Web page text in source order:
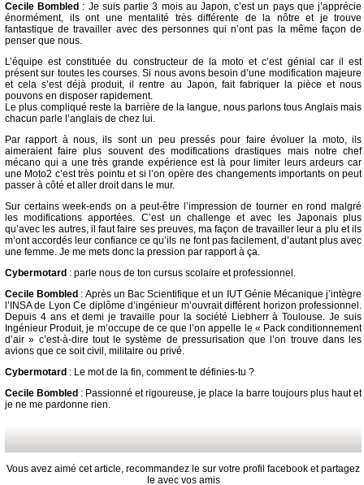
Cecile Bombled : Je suis partie 3 mois au Japon, c’est un pays que j’apprécie
énormément, ils ont une mentalité très différente de la nôtre et je trouve
fantastique de travailler avec des personnes qui n’ont pas la même façon de
penser que nous.
L’équipe est constituée du constructeur de la moto et c’est génial car il est
présent sur toutes les courses. Si nous avons besoin d’une modification majeure
et cela s’est déjà produit, il rentre au Japon, fait fabriquer la pièce et nous
pouvons en disposer rapidement.
Le plus compliqué reste la barrière de la langue, nous parlons tous Anglais mais
chacun parle l’anglais de chez lui.
Par rapport à nous, ils sont un peu pressés pour faire évoluer la moto, ils
aimeraient faire plus souvent des modifications drastiques mais notre chef
mécano qui a une très grande expérience est là pour limiter leurs ardeurs car
une Moto2 c’est très pointu et si l’on opère des changements importants on peut
passer à côté et aller droit dans le mur.
Sur certains week-ends on a peut-être l’impression de tourner en rond malgré
les modifications apportées. C’est un challenge et avec les Japonais plus
qu’avec les autres, il faut faire ses preuves, ma façon de travailler leur a plu et ils
m’ont accordés leur confiance ce qu’ils ne font pas facilement, d’autant plus avec
une femme. Je me mets donc la pression par rapport à ça.
Cybermotard : parle nous de ton cursus scolaire et professionnel.
Cecile Bombled : Après un Bac Scientifique et un IUT Génie Mécanique j’intègre
l’INSA de Lyon Ce diplôme d’ingénieur m’ouvrait différent horizon professionnel.
Depuis 4 ans et demi je travaille pour la société Liebherr à Toulouse. Je suis
Ingénieur Produit, je m’occupe de ce que l’on appelle le « Pack conditionnement
d’air » c’est-à-dire tout le système de pressurisation que l’on trouve dans les
avions que ce soit civil, militaire ou privé.
Cybermotard : Le mot de la fin, comment te définies-tu ?
Cecile Bombled : Passionné et rigoureuse, je place la barre toujours plus haut et
je ne me pardonne rien.
Vous avez aimé cet article, recommandez le sur votre profil facebook et partagez
le avec vos amis